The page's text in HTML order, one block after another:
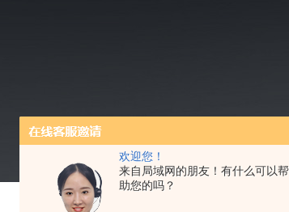
欢迎您！
来自局域网的朋友！有什么可以帮
助您的吗？